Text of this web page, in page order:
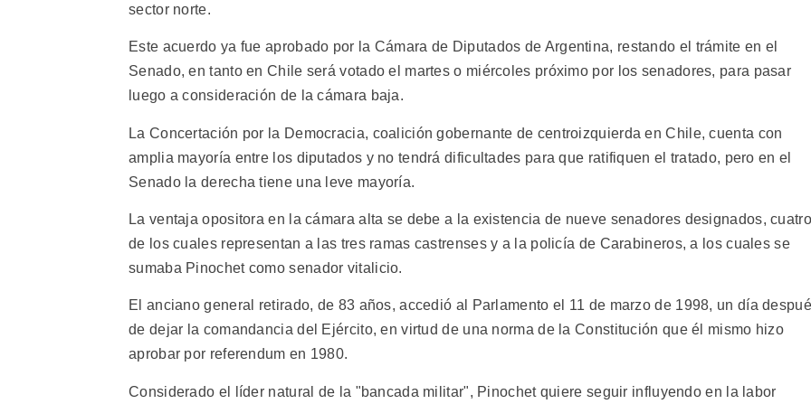
sector norte.
Este acuerdo ya fue aprobado por la Cámara de Diputados de Argentina, restando el trámite en el
Senado, en tanto en Chile será votado el martes o miércoles próximo por los senadores, para pasar
luego a consideración de la cámara baja.
La Concertación por la Democracia, coalición gobernante de centroizquierda en Chile, cuenta con
amplia mayoría entre los diputados y no tendrá dificultades para que ratifiquen el tratado, pero en el
Senado la derecha tiene una leve mayoría.
La ventaja opositora en la cámara alta se debe a la existencia de nueve senadores designados, cuatro
de los cuales representan a las tres ramas castrenses y a la policía de Carabineros, a los cuales se
sumaba Pinochet como senador vitalicio.
El anciano general retirado, de 83 años, accedió al Parlamento el 11 de marzo de 1998, un día
de dejar la comandancia del Ejército, en virtud de una norma de la Constitución que él mismo hizo
aprobar por referendum en 1980.
Considerado el líder natural de la "bancada militar", Pinochet quiere seguir influyendo en la labor